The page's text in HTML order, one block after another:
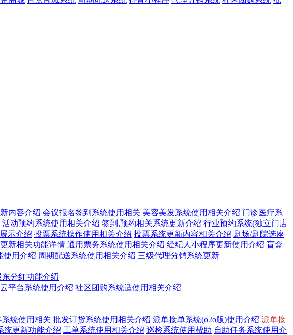
内容介绍 会议报名签到系统使用相关 美容美发系统使用相关介绍 门诊医疗系
活动预约系统使用相关介绍 签到,预约相关系统更新介绍 行业预约系统(独立门店
示介绍 投票系统操作使用相关介绍 投票系统更新内容相关介绍 剧场/剧院选座
新相关功能详情 通用票务系统使用相关介绍 经纪人小程序更新使用介绍 盲盒
使用介绍 周期配送系统使用相关介绍 三级代理分销系统更新
东分红功能介绍
平台系统使用介绍 社区团购系统适使用相关介绍
系统使用相关 批发订货系统使用相关介绍 派单接单系统(o2o版)使用介绍 派单接
统更新功能介绍 工单系统使用相关介绍 巡检系统使用帮助 自助任务系统使用介